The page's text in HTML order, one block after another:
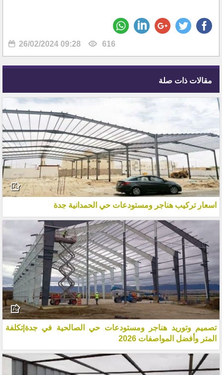
26/02/2024 09:28 616
مقالات ذات صلة
اسعار تركيب هناجر ومستودعات حي الحمدانية جدة
تصميم وتوريد هناجر ومستودعات حي الصالحية في جدة|تكلفة
المتر وأفضل المواصفات 2026